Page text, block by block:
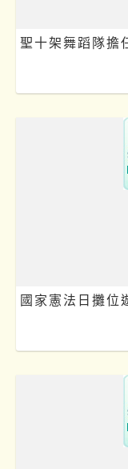
聖十架舞蹈隊擔
國家憲法日攤位